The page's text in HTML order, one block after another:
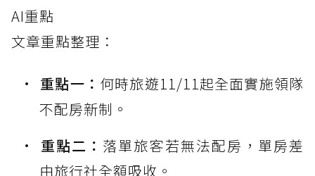
AI重點
文章重點整理：
重點一： 何時旅遊11/11起全面實施領隊
不配房新制。
重點二： 落單旅客若無法配房，單房差
由旅行社全額吸收。